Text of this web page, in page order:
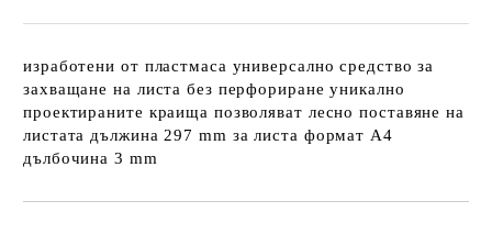
изработени от пластмаса универсално средство за
захващане на листа без перфориране уникално
проектираните краища позволяват лесно поставяне на
листата дължина 297 mm за листа формат А4
дълбочина 3 mm